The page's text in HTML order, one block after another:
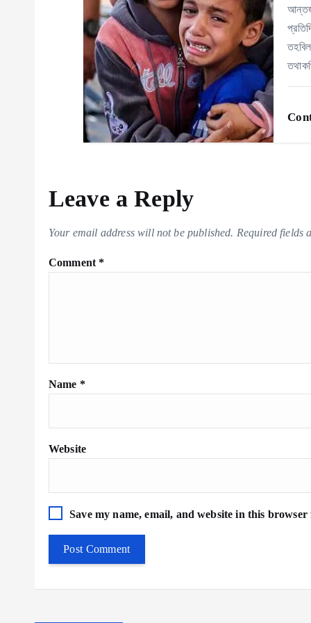
Leave a Reply
Your email address will not be published. Required fields
Comment *
Name *
Website
Save my name, email, and website in this